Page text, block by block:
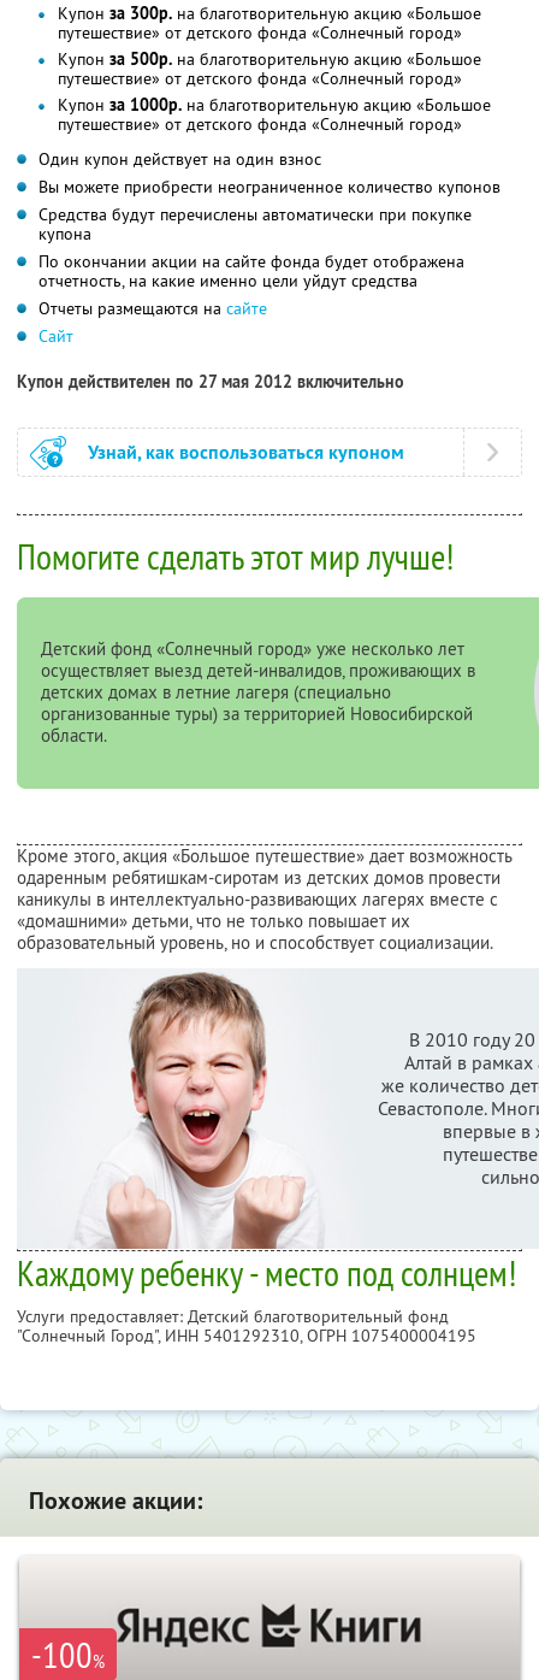
Купон за 300р. на благотворительную акцию «Большое
путешествие» от детского фонда «Солнечный город»
Купон за 500р. на благотворительную акцию «Большое
путешествие» от детского фонда «Солнечный город»
Купон за 1000р. на благотворительную акцию «Большое
путешествие» от детского фонда «Солнечный город»
Один купон действует на один взнос
Вы можете приобрести неограниченное количество купонов
Средства будут перечислены автоматически при покупке
купона
По окончании акции на сайте фонда будет отображена
отчетность, на какие именно цели уйдут средства
Отчеты размещаются на сайте
Сайт
Купон действителен по 27 мая 2012 включительно
Узнай, как воспользоваться купоном
Помогите сделать этот мир лучше!
Детский фонд «Солнечный город» уже несколько лет
осуществляет выезд детей-инвалидов, проживающих в
детских домах в летние лагеря (специально
организованные туры) за территорией Новосибирской
области.
Кроме этого, акция «Большое путешествие» дает возможность
одаренным ребятишкам-сиротам из детских домов провести
каникулы в интеллектуально-развивающих лагерях вместе с
«домашними» детьми, что не только повышает их
образовательный уровень, но и способствует социализации.
В 2010 году
Алтай в
же количество
Севастополе.
впервые
Каждому ребенку - место под солнцем!
Услуги предоставляет: Детский благотворительный фонд
"Солнечный Город", ИНН 5401292310, ОГРН 1075400004195
Похожие акции:
-100%